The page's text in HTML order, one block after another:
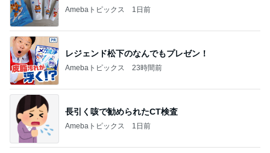
Amebaトピックス 1日前
レジェンド松下のなんでもプレゼン！
Amebaトピックス 23時間前
長引く咳で勧められたCT検査
Amebaトピックス 1日前